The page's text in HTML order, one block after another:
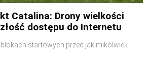
Catalina: Drony wielkości
dostępu do Internetu
blokach startowych przed jakimikolwiek